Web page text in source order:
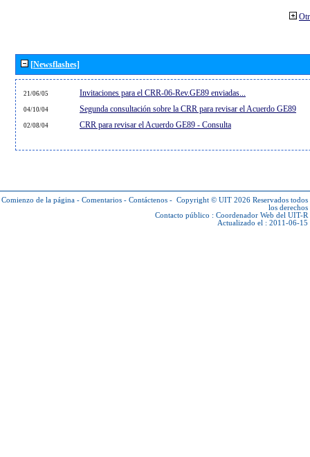
[Newsflashes]
21/06/05 Invitaciones para el CRR-06-Rev.GE89 enviadas...
04/10/04 Segunda consultación sobre la CRR para revisar el Acuerdo GE89
02/08/04 CRR para revisar el Acuerdo GE89 - Consulta
Comienzo de la página - Comentarios - Contáctenos - Copyright © UIT 2026 Reservados todos
los derechos
Contacto público : Coordenador Web del UIT-R
Actualizado el : 2011-06-15